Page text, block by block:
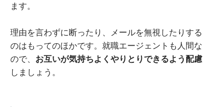
ます。
理由を言わずに断ったり、メールを無視したりする
のはもってのほかです。就職エージェントも人間な
ので、 お互いが気持ちよくやりとりできるよう配慮
しましょう。